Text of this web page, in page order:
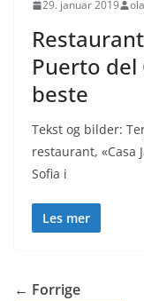
29. januar 2019
Puerto
beste
Tekst og bilder:
restaurant, «Casa
Sofia i
Les mer
← Forrige